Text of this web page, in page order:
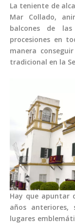
La teniente de
Mar Collado,
balcones de
procesiones en
manera
tradicional en la
Hay que apuntar
años anteriores,
lugares